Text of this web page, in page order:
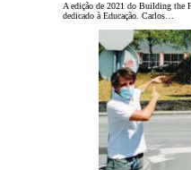
A edição de 2021 do Building the
dedicado à Educação. Carlos…